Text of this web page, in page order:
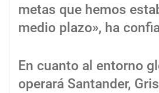
metas que hemos
medio plazo», ha
En cuanto al entorno
operará Santander,